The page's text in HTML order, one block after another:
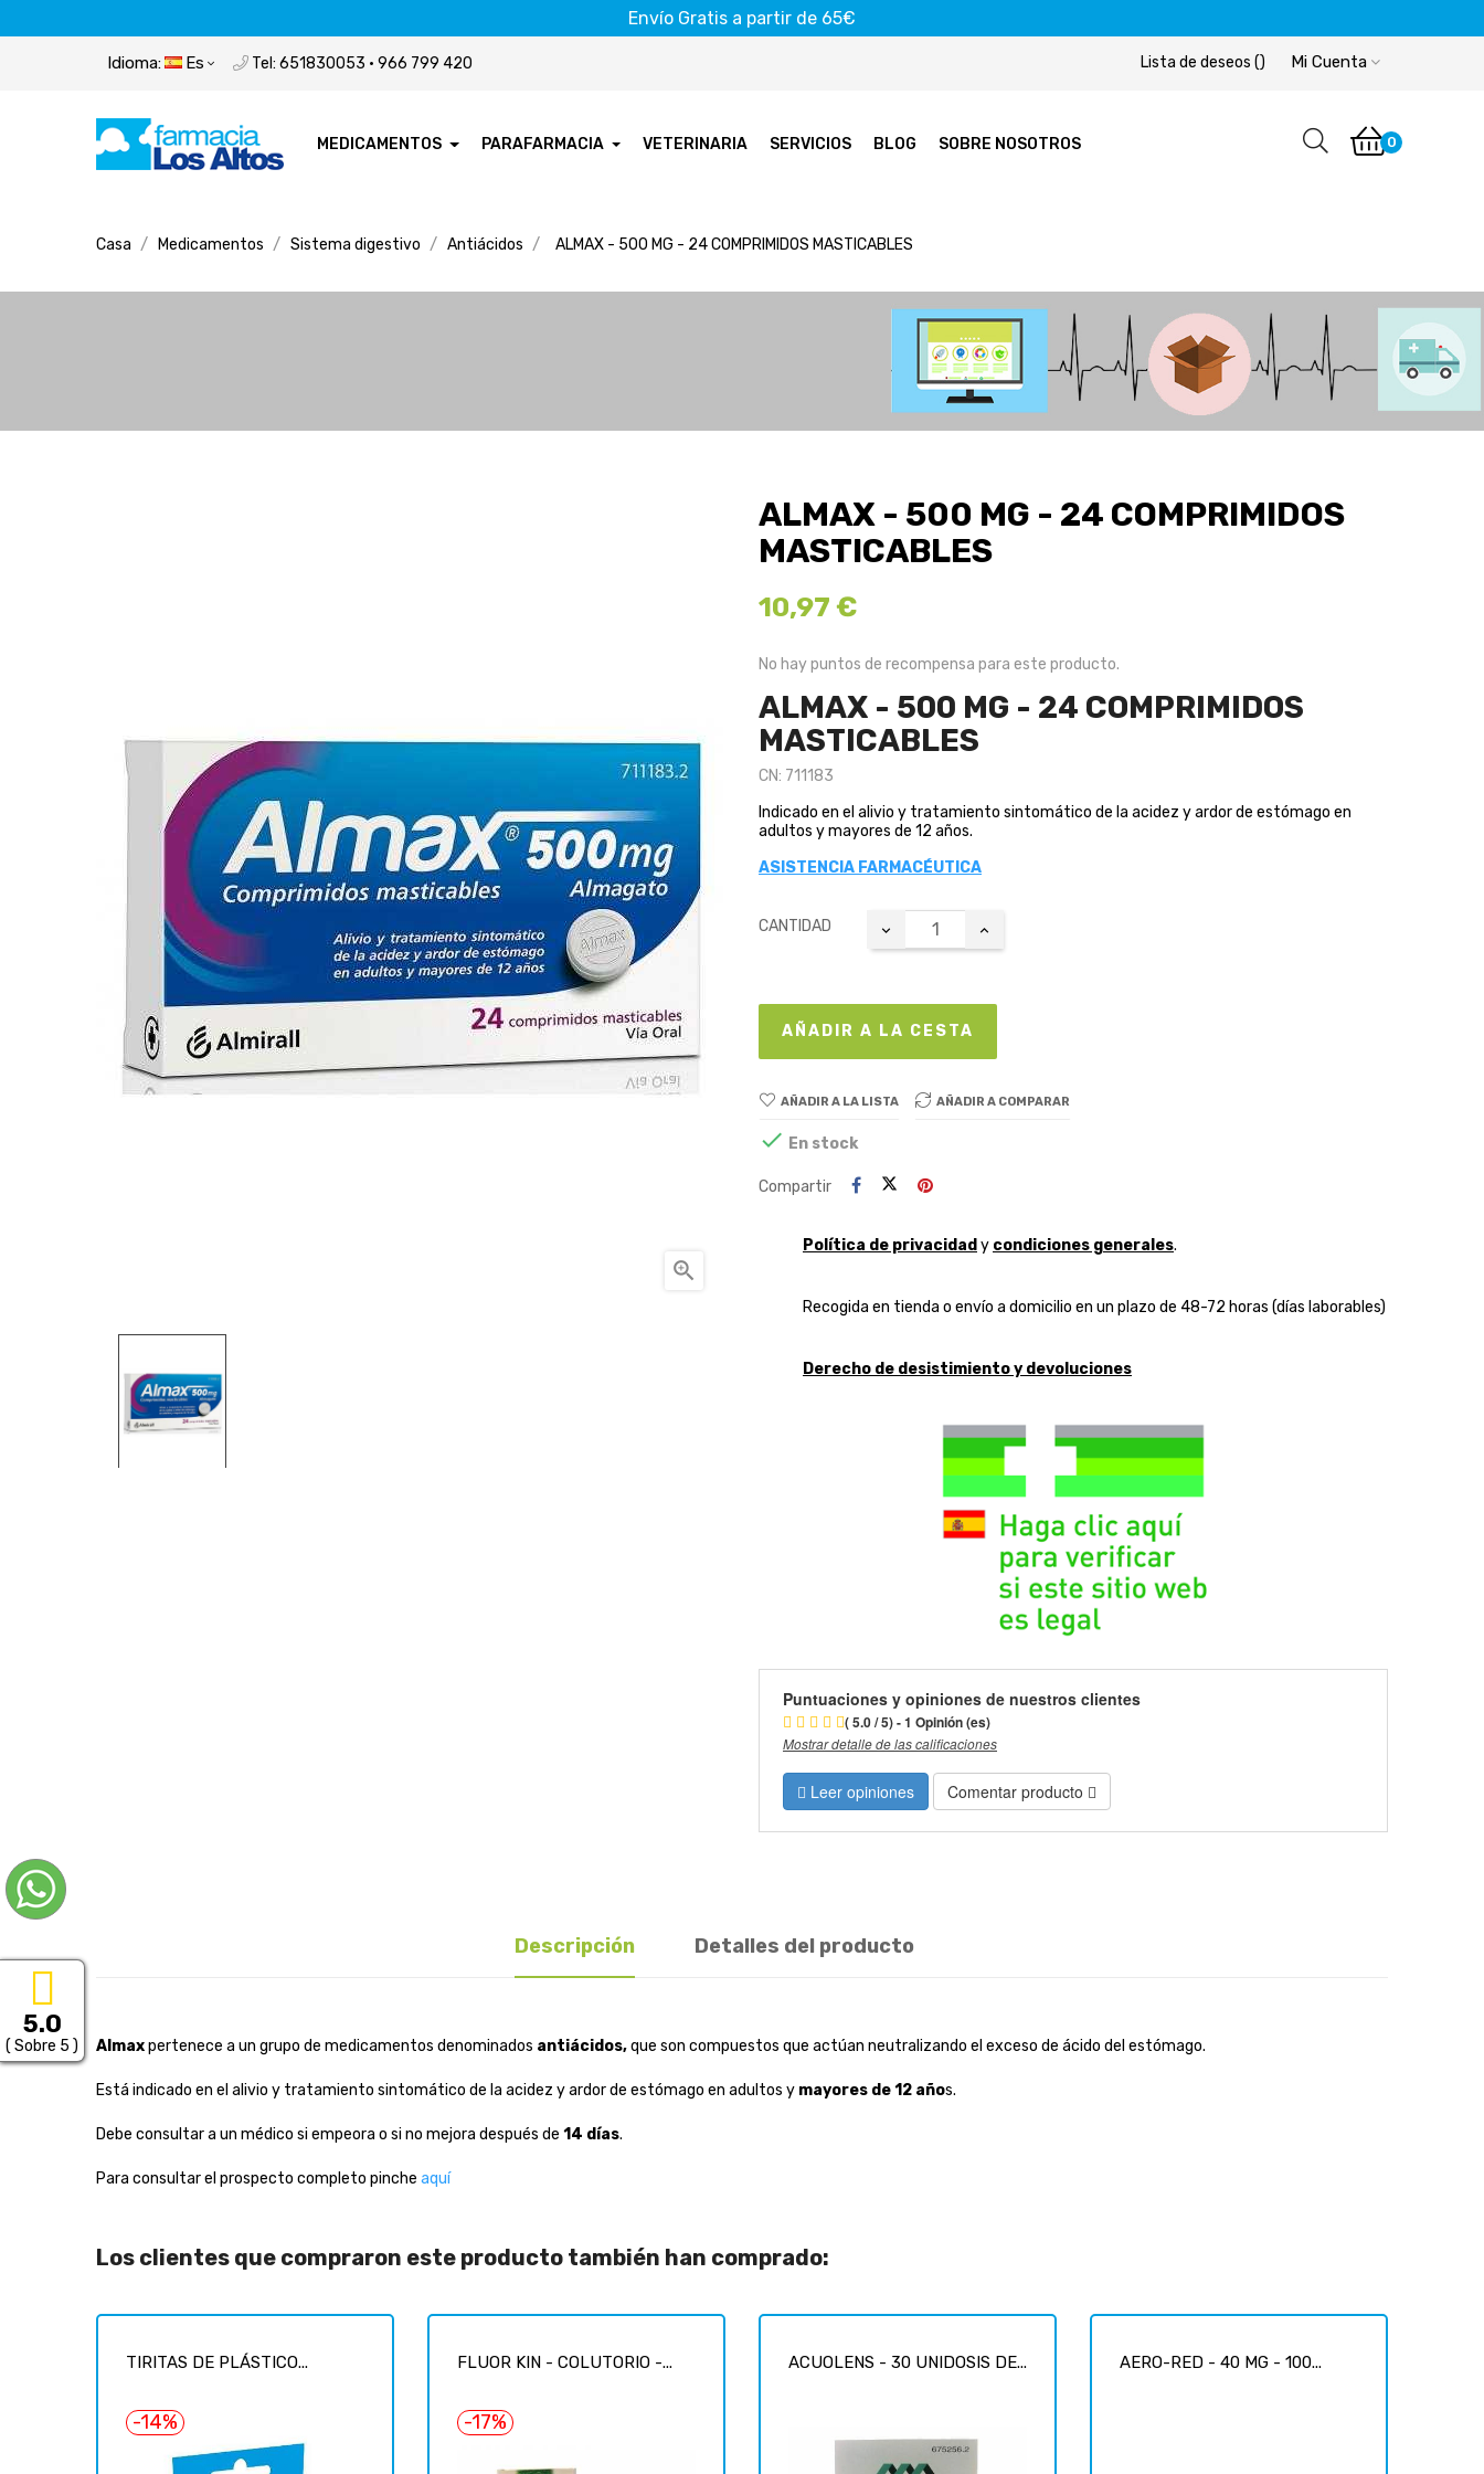
Envío Gratis a partir de 65€
Idioma: Es Tel: 651830053 · 966 799 420 Mi Cuenta
Lista de deseos ()
MEDICAMENTOS PARAFARMACIA VETERINARIA SERVICIOS BLOG SOBRE NOSOTROS 0
Casa Medicamentos Sistema digestivo Antiácidos ALMAX - 500 MG - 24 COMPRIMIDOS MASTICABLES

ALMAX - 500 MG - 24 COMPRIMIDOS
MASTICABLES
10,97 €
No hay puntos de recompensa para este producto.
ALMAX - 500 MG - 24 COMPRIMIDOS
MASTICABLES
CN: 711183
Indicado en el alivio y tratamiento sintomático de la acidez y ardor de estómago en
adultos y mayores de 12 años.
ASISTENCIA FARMACÉUTICA
CANTIDAD
AÑADIR A LA CESTA
AÑADIR A LA LISTA AÑADIR A COMPARAR
 En stock
Compartir
Política de privacidad y condiciones generales.
Recogida en tienda o envío a domicilio en un plazo de 48-72 horas (días laborables)
Derecho de desistimiento y devoluciones
Puntuaciones y opiniones de nuestros clientes
( 5.0 / 5) - 1 Opinión (es)
Mostrar detalle de las calificaciones
Leer opiniones Comentar producto
Descripción Detalles del producto
Almaxpertenece a un grupo de medicamentos denominados antiácidos,que son compuestos que actúan neutralizando el exceso de ácido del estómago.
Está indicado en el alivio y tratamiento sintomático de la acidez y ardor de estómago en adultos y mayores de 12 años.
Debe consultar a un médico si empeora o si no mejora después de 14 días.
Para consultar el prospecto completo pinche aquí
Los clientes que compraron este producto también han comprado:
TIRITAS DE PLÁSTICO...
-14%
FLUOR KIN - COLUTORIO -...
-17%
ACUOLENS - 30 UNIDOSIS DE... AERO-RED - 40 MG - 100...
5.0
( Sobre 5 )